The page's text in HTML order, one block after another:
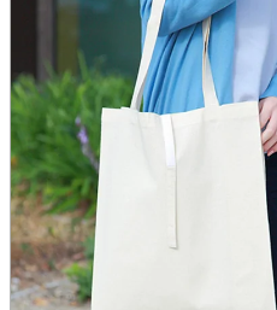
下記に①印刷箇所 ②製法（希望があ
任意
デザインデータについて